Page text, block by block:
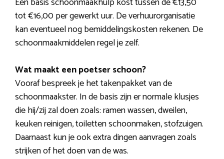
tot €16,00 per gewerkt uur. De verhuurorganisatie
kan eventueel nog bemiddelingskosten rekenen. De
schoonmaakmiddelen regel je zelf.
Wat maakt een poetser schoon?
Vooraf bespreek je het takenpakket van de
schoonmaakster. In de basis zijn er normale klusjes
die hij/zij zal doen zoals: ramen wassen, dweilen,
keuken reinigen, toiletten schoonmaken, stofzuigen.
Daarnaast kun je ook extra dingen aanvragen zoals
strijken of het doen van de was.